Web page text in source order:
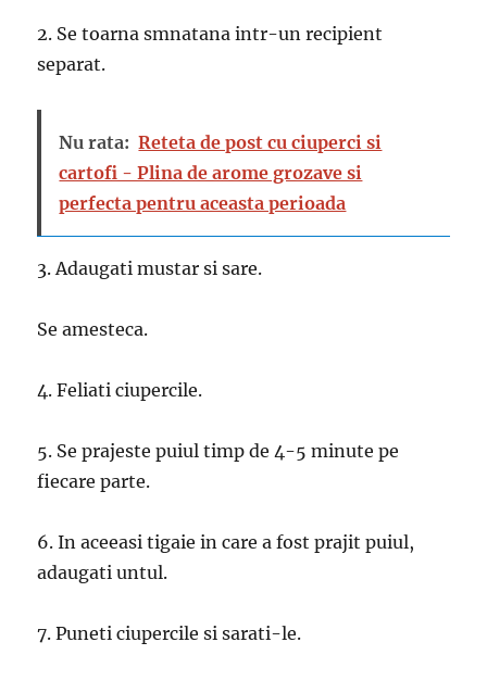
2. Se toarna smnatana intr-un recipient
separat.
Nu rata: Reteta de post cu ciuperci si
cartofi - Plina de arome grozave si
perfecta pentru aceasta perioada
3. Adaugati mustar si sare.
Se amesteca.
4. Feliati ciupercile.
5. Se prajeste puiul timp de 4-5 minute pe
fiecare parte.
6. In aceeasi tigaie in care a fost prajit puiul,
adaugati untul.
7. Puneti ciupercile si sarati-le.